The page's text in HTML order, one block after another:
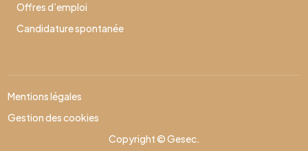
Offres d’emploi
Candidature spontanée
Copyright © Gesec.
Mentions légales
Gestion des cookies